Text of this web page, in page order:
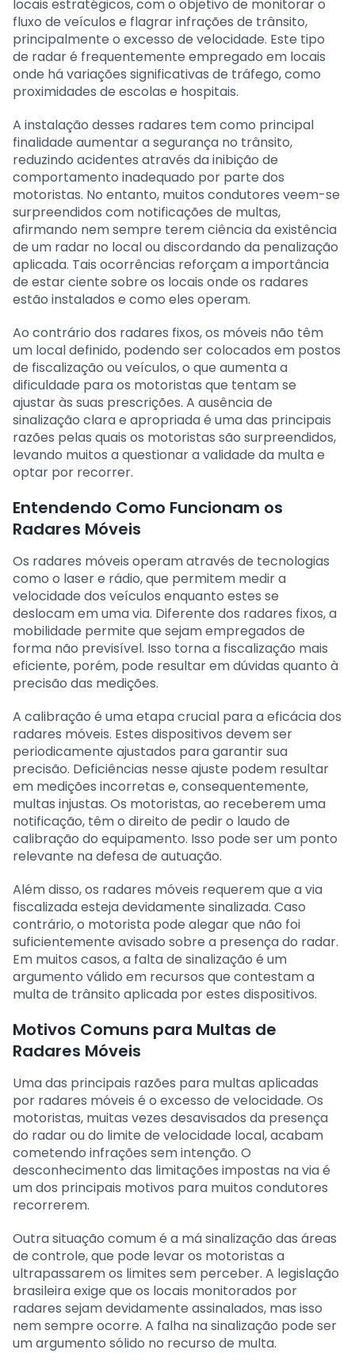
locais estratégicos, com o objetivo de monitorar o
fluxo de veículos e flagrar infrações de trânsito,
principalmente o excesso de velocidade. Este tipo
de radar é frequentemente empregado em locais
onde há variações significativas de tráfego, como
proximidades de escolas e hospitais.
A instalação desses radares tem como principal
finalidade aumentar a segurança no trânsito,
reduzindo acidentes através da inibição de
comportamento inadequado por parte dos
motoristas. No entanto, muitos condutores veem-se
surpreendidos com notificações de multas,
afirmando nem sempre terem ciência da existência
de um radar no local ou discordando da penalização
aplicada. Tais ocorrências reforçam a importância
de estar ciente sobre os locais onde os radares
estão instalados e como eles operam.
Ao contrário dos radares fixos, os móveis não têm
um local definido, podendo ser colocados em postos
de fiscalização ou veículos, o que aumenta a
dificuldade para os motoristas que tentam se
ajustar às suas prescrições. A ausência de
sinalização clara e apropriada é uma das principais
razões pelas quais os motoristas são surpreendidos,
levando muitos a questionar a validade da multa e
optar por recorrer.
Entendendo Como Funcionam os
Radares Móveis
Os radares móveis operam através de tecnologias
como o laser e rádio, que permitem medir a
velocidade dos veículos enquanto estes se
deslocam em uma via. Diferente dos radares fixos, a
mobilidade permite que sejam empregados de
forma não previsível. Isso torna a fiscalização mais
eficiente, porém, pode resultar em dúvidas quanto à
precisão das medições.
A calibração é uma etapa crucial para a eficácia dos
radares móveis. Estes dispositivos devem ser
periodicamente ajustados para garantir sua
precisão. Deficiências nesse ajuste podem resultar
em medições incorretas e, consequentemente,
multas injustas. Os motoristas, ao receberem uma
notificação, têm o direito de pedir o laudo de
calibração do equipamento. Isso pode ser um ponto
relevante na defesa de autuação.
Além disso, os radares móveis requerem que a via
fiscalizada esteja devidamente sinalizada. Caso
contrário, o motorista pode alegar que não foi
suficientemente avisado sobre a presença do radar.
Em muitos casos, a falta de sinalização é um
argumento válido em recursos que contestam a
multa de trânsito aplicada por estes dispositivos.
Motivos Comuns para Multas de
Radares Móveis
Uma das principais razões para multas aplicadas
por radares móveis é o excesso de velocidade. Os
motoristas, muitas vezes desavisados da presença
do radar ou do limite de velocidade local, acabam
cometendo infrações sem intenção. O
desconhecimento das limitações impostas na via é
um dos principais motivos para muitos condutores
recorrerem.
Outra situação comum é a má sinalização das áreas
de controle, que pode levar os motoristas a
ultrapassarem os limites sem perceber. A legislação
brasileira exige que os locais monitorados por
radares sejam devidamente assinalados, mas isso
nem sempre ocorre. A falha na sinalização pode ser
um argumento sólido no recurso de multa.